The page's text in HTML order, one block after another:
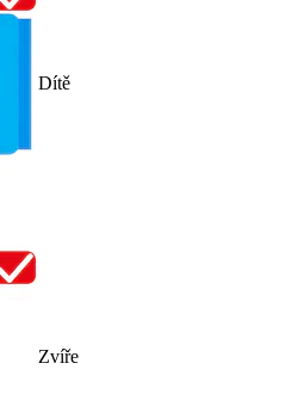
Dítě
Zvíře